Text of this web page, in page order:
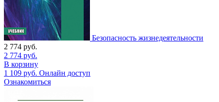
Безопасность жизнедеятельности
2 774 руб.
2 774 руб.
В корзину
1 109 руб. Онлайн доступ
Ознакомиться